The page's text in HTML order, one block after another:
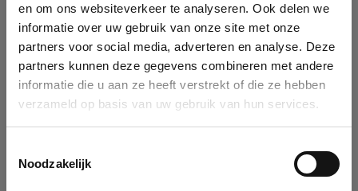
en om ons websiteverkeer te analyseren. Ook delen we
informatie over uw gebruik van onze site met onze
partners voor social media, adverteren en analyse. Deze
partners kunnen deze gegevens combineren met andere
informatie die u aan ze heeft verstrekt of die ze hebben
verzameld op basis van uw gebruik van hun services.
Noodzakelijk
Identification
Please fill in your company details
You can search a company in our database by name, VAT or
enterprise ID. When a company is selected it will auto-complete the
form. If you don't find your company in our database, you can create
See details
Ok